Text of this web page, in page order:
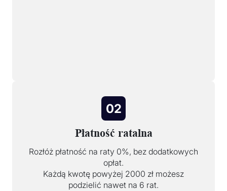
02
Płatność ratalna
Rozłóż płatność na raty 0%, bez dodatkowych
opłat.
Każdą kwotę powyżej 2000 zł możesz
podzielić nawet na 6 rat.